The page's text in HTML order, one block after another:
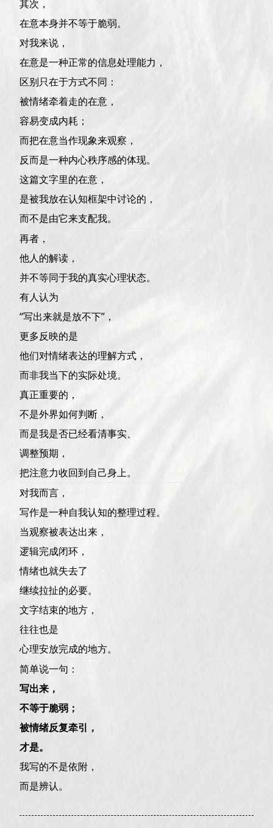
其次，
在意本身并不等于脆弱。
对我来说，
在意是一种正常的信息处理能力，
区别只在于方式不同：
被情绪牵着走的在意，
容易变成内耗；
而把在意当作现象来观察，
反而是一种内心秩序感的体现。
这篇文字里的在意，
是被我放在认知框架中讨论的，
而不是由它来支配我。
再者，
他人的解读，
并不等同于我的真实心理状态。
有人认为
“写出来就是放不下”，
更多反映的是
他们对情绪表达的理解方式，
而非我当下的实际处境。
真正重要的，
不是外界如何判断，
而是我是否已经看清事实、
调整预期，
把注意力收回到自己身上。
对我而言，
写作是一种自我认知的整理过程。
当观察被表达出来，
逻辑完成闭环，
情绪也就失去了
继续拉扯的必要。
文字结束的地方，
往往也是
心理安放完成的地方。
简单说一句：
写出来，
不等于脆弱；
被情绪反复牵引，
才是。
我写的不是依附，
而是辨认。